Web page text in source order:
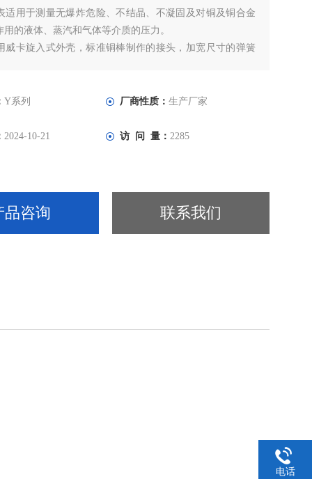
适用于测量无爆炸危险、不结晶、不凝固及对铜及铜合金
用的液体、蒸汽和气体等介质的压力。
威卡旋入式外壳，标准铜棒制作的接头，加宽尺寸的弹簧
以该仪表外观精美，示值精度高，轻敲位移小，重复性能
Y系列 厂商性质： 生产厂家
2024-10-21 访 问 量： 2285
品咨询 联系我们
电话